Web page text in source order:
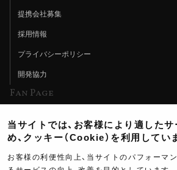
提携会社募集
採用情報
プライバシーポリシー
開発協力
Fan Page
ヨシムラTV
イベント情報
当サイトでは、お客様により適した
め、クッキー（Cookie）を利用してい
お客様の利便性向上、当サイトのパフォーマ